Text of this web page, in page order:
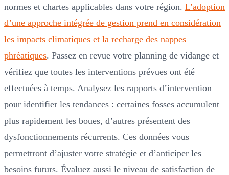
normes et chartes applicables dans votre région. L’adoption
d’une approche intégrée de gestion prend en considération
les impacts climatiques et la recharge des nappes
phréatiques. Passez en revue votre planning de vidange et
vérifiez que toutes les interventions prévues ont été
effectuées à temps. Analysez les rapports d’intervention
pour identifier les tendances : certaines fosses accumulent
plus rapidement les boues, d’autres présentent des
dysfonctionnements récurrents. Ces données vous
permettront d’ajuster votre stratégie et d’anticiper les
besoins futurs. Évaluez aussi le niveau de satisfaction de